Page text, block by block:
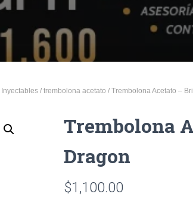
Inyectables / trembolona acetato / Trembolona Acetato –
Trembolona
Dragon
$1,100.00